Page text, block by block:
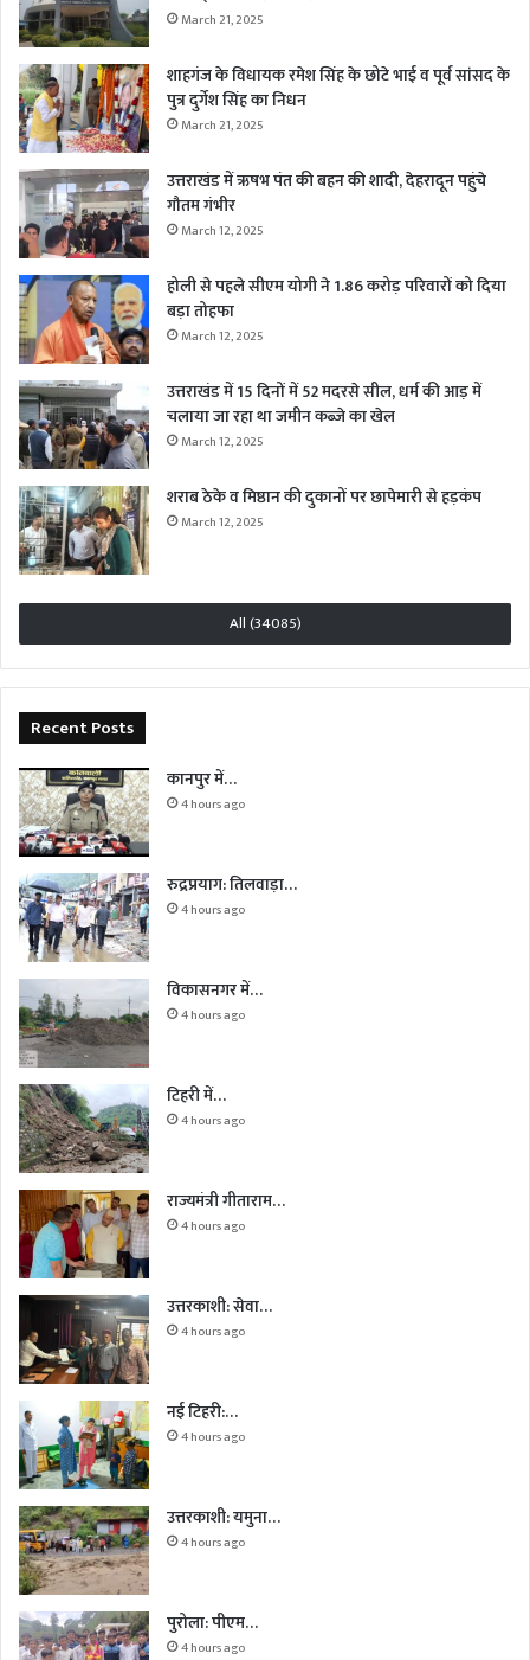
March 21, 2025
शाहगंज के विधायक रमेश सिंह के छोटे भाई व पूर्व सांसद के
पुत्र दुर्गेश सिंह का निधन
March 21, 2025
उत्तराखंड में ऋषभ पंत की बहन की शादी, देहरादून पहुंचे
गौतम गंभीर
March 12, 2025
होली से पहले सीएम योगी ने 1.86 करोड़ परिवारों को दिया
बड़ा तोहफा
March 12, 2025
उत्तराखंड में 15 दिनों में 52 मदरसे सील, धर्म की आड़ में
चलाया जा रहा था जमीन कब्जे का खेल
March 12, 2025
शराब ठेके व मिष्ठान की दुकानों पर छापेमारी से हड़कंप
March 12, 2025
All (34085)
Recent Posts
कानपुर में…
4 hours ago
रुद्रप्रयाग: तिलवाड़ा…
4 hours ago
विकासनगर में…
4 hours ago
टिहरी में…
4 hours ago
राज्यमंत्री गीताराम…
4 hours ago
उत्तरकाशी: सेवा…
4 hours ago
नई टिहरी:…
4 hours ago
उत्तरकाशी: यमुना…
4 hours ago
पुरोला: पीएम…
4 hours ago